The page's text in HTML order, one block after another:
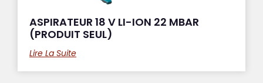
ASPIRATEUR 18 V LI-ION 22 MBAR
(PRODUIT SEUL)
Lire La Suite